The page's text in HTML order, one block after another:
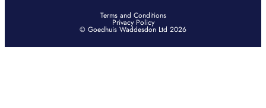
Terms and Conditions
Privacy Policy
© Goedhuis Waddesdon Ltd 2026